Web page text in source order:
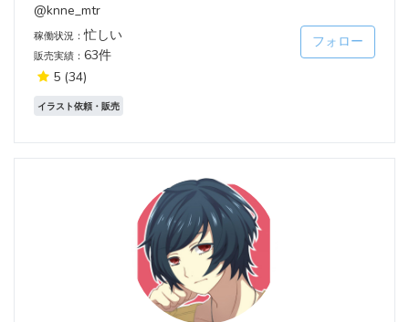
@knne_mtr
稼働状況：忙しい
販売実績： 63件
5 (34)
フォロー
イラスト依頼・販売